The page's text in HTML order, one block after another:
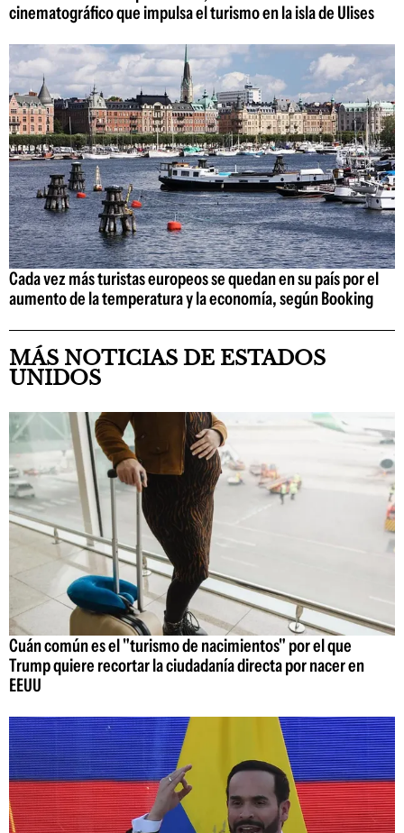
cinematográfico que impulsa el turismo en la isla de Ulises
Cada vez más turistas europeos se quedan en su país por el
aumento de la temperatura y la economía, según Booking
MÁS NOTICIAS DE ESTADOS
UNIDOS
Cuán común es el "turismo de nacimientos" por el que
Trump quiere recortar la ciudadanía directa por nacer en
EEUU